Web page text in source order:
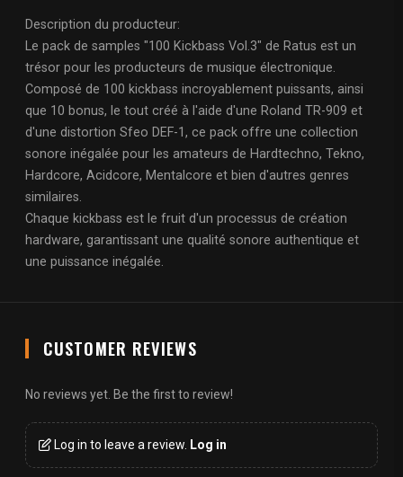
Description du producteur:
Le pack de samples "100 Kickbass Vol.3" de Ratus est un
trésor pour les producteurs de musique électronique.
Composé de 100 kickbass incroyablement puissants, ainsi
que 10 bonus, le tout créé à l'aide d'une Roland TR-909 et
d'une distortion Sfeo DEF-1, ce pack offre une collection
sonore inégalée pour les amateurs de Hardtechno, Tekno,
Hardcore, Acidcore, Mentalcore et bien d'autres genres
similaires.
Chaque kickbass est le fruit d'un processus de création
hardware, garantissant une qualité sonore authentique et
une puissance inégalée.
CUSTOMER REVIEWS
No reviews yet. Be the first to review!
Log in to leave a review. Log in